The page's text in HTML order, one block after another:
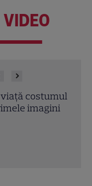
„Fata din
Cum a
actrițe